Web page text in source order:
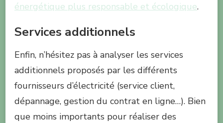
énergétique plus responsable et écologique.
Services additionnels
Enfin, n’hésitez pas à analyser les services
additionnels proposés par les différents
fournisseurs d’électricité (service client,
dépannage, gestion du contrat en ligne…). Bien
que moins importants pour réaliser des